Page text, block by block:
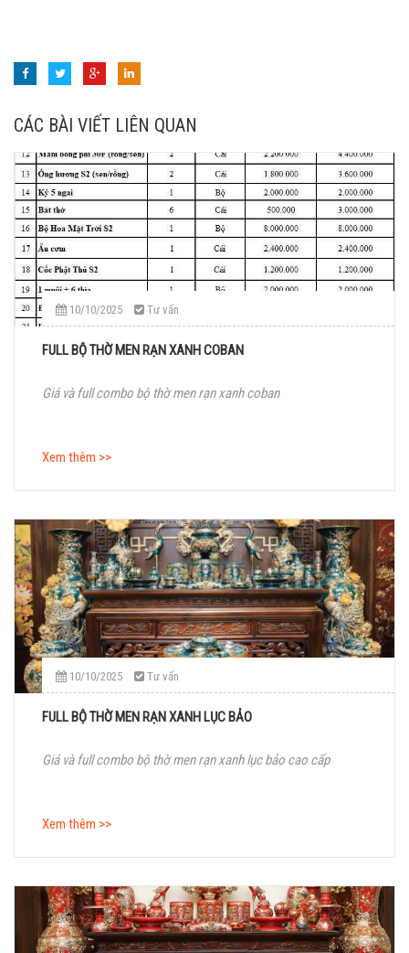
CÁC BÀI VIẾT LIÊN QUAN
10/10/2025 Tư vấn
FULL BỘ THỜ MEN RẠN XANH COBAN
Giá và full combo bộ thờ men rạn xanh coban
Xem thêm >>
10/10/2025 Tư vấn
FULL BỘ THỜ MEN RẠN XANH LỤC BẢO
Giá và full combo bộ thờ men rạn xanh lục bảo cao cấp
Xem thêm >>